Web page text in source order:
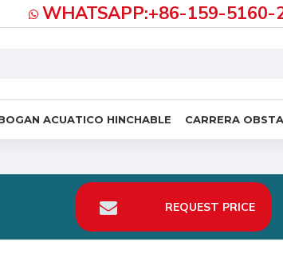
WHATSAPP:+86-159-5160-
ACUATICO HINCHABLE CARRERA
REQUEST PRICE